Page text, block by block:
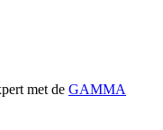
met de GAMMA